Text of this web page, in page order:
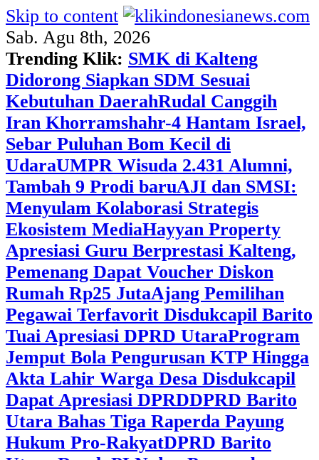
Skip to content
Sab. Agu 8th, 2026
Trending Klik: SMK di Kalteng
Didorong Siapkan SDM Sesuai
Kebutuhan DaerahRudal Canggih
Iran Khorramshahr-4 Hantam Israel,
Sebar Puluhan Bom Kecil di
UdaraUMPR Wisuda 2.431 Alumni,
Tambah 9 Prodi baruAJI dan SMSI:
Menyulam Kolaborasi Strategis
Ekosistem MediaHayyan Property
Apresiasi Guru Berprestasi Kalteng,
Pemenang Dapat Voucher Diskon
Rumah Rp25 JutaAjang Pemilihan
Pegawai Terfavorit Disdukcapil Barito
Tuai Apresiasi DPRD UtaraProgram
Jemput Bola Pengurusan KTP Hingga
Akta Lahir Warga Desa Disdukcapil
Dapat Apresiasi DPRDDPRD Barito
Utara Bahas Tiga Raperda Payung
Hukum Pro-RakyatDPRD Barito